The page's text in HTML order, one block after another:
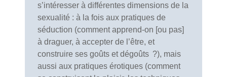
s’intéresser à différentes dimensions de la
sexualité : à la fois aux pratiques de
séduction (comment apprend-on [ou pas]
à draguer, à accepter de l’être, et
construire ses goûts et dégoûts ?), mais
aussi aux pratiques érotiques (comment